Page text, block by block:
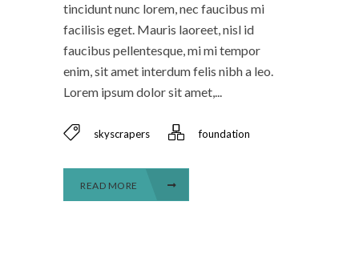
tincidunt nunc lorem, nec faucibus mi
facilisis eget. Mauris laoreet, nisl id
faucibus pellentesque, mi mi tempor
enim, sit amet interdum felis nibh a leo.
Lorem ipsum dolor sit amet,...
skyscrapers foundation
READ MORE